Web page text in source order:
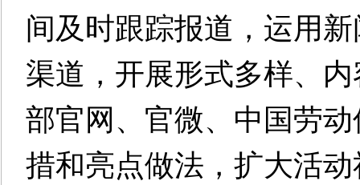
间及时跟踪报道，运用
渠道，开展形式多样、
部官网、官微、中国劳
措和亮点做法，扩大活